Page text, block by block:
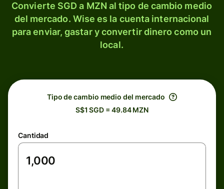
Convierte SGD a MZN al tipo de cambio medio
del mercado. Wise es la cuenta internacional
para enviar, gastar y convertir dinero como un
local.
Tipo de cambio medio del mercado
S$1 SGD = 49.84 MZN
Cantidad